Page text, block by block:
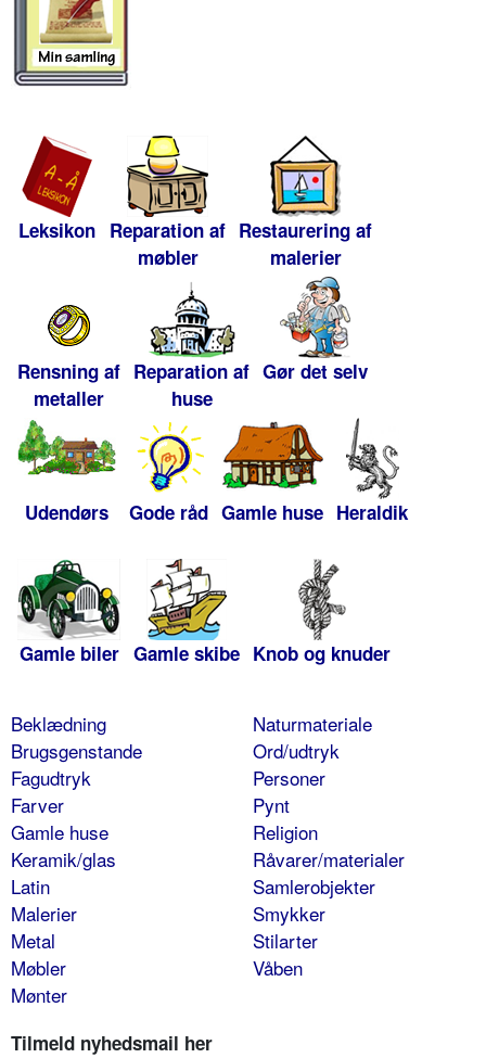
Leksikon Reparation af
møbler
Restaurering af
malerier
Rensning af
metaller
Reparation af
huse
Gør det selv
Udendørs Gode råd Gamle huse Heraldik
Gamle biler Gamle skibe Knob og knuder
Beklædning
Brugsgenstande
Fagudtryk
Farver
Gamle huse
Keramik/glas
Latin
Malerier
Metal
Møbler
Mønter
Naturmateriale
Ord/udtryk
Personer
Pynt
Religion
Råvarer/materialer
Samlerobjekter
Smykker
Stilarter
Våben
Tilmeld nyhedsmail her